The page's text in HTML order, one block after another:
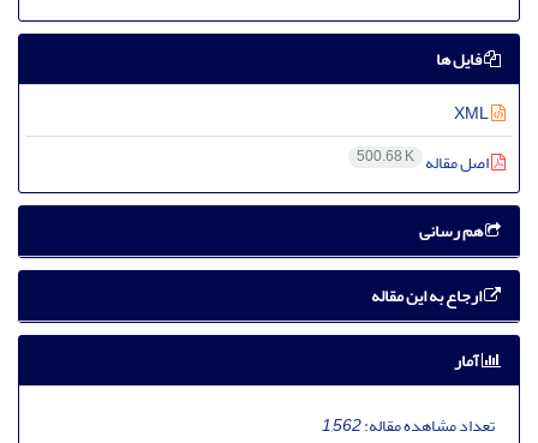
فایل ها
اصل مقاله 500.68 K
هم رسانی
ارجاع به این مقاله
آمار
تعداد مشاهده مقاله:1,562